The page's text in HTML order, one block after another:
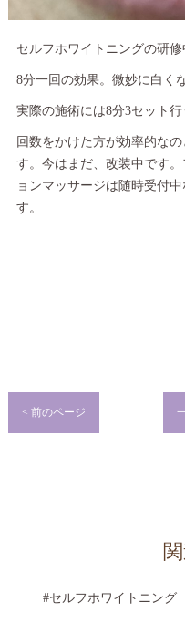
セルフホワイトニングの研修
8分一回の効果。微妙に白く
実際の施術には8分3セット行
回数をかけた方が効率的な
す。今はまだ、改装中です
ョンマッサージは随時受付
す。
< 前のページ
#セルフホワイトニング